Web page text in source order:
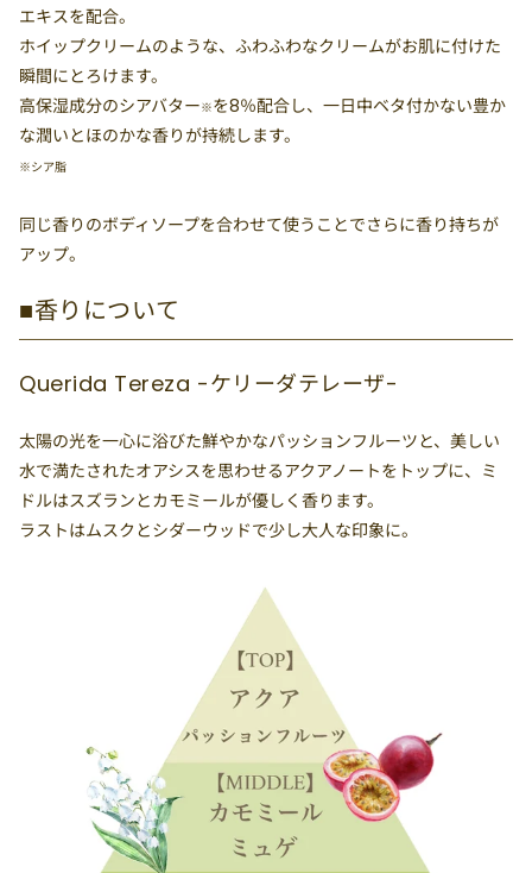
エキスを配合。
ホイップクリームのような、ふわふわなクリームがお肌に付けた
瞬間にとろけます。
高保湿成分のシアバター※を8％配合し、一日中ベタ付かない豊か
な潤いとほのかな香りが持続します。
※シア脂
同じ香りのボディソープを合わせて使うことでさらに香り持ちが
アップ。
■香りについて
Querida Tereza -ケリーダテレーザ-
太陽の光を一心に浴びた鮮やかなパッションフルーツと、美しい
水で満たされたオアシスを思わせるアクアノートをトップに、ミ
ドルはスズランとカモミールが優しく香ります。
ラストはムスクとシダーウッドで少し大人な印象に。